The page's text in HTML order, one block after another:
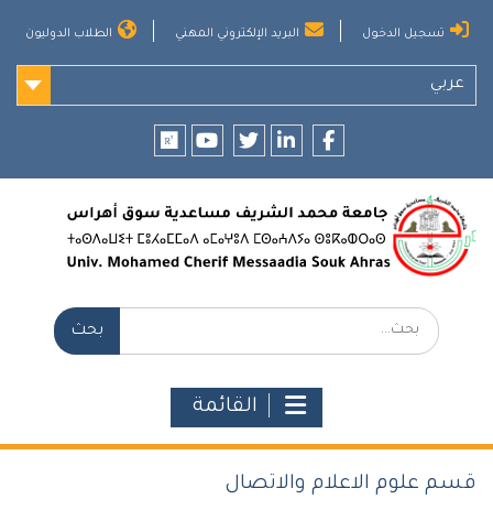
تسجيل الدخول البريد الإلكتروني المهني الطلاب الدوليون
عربي
بحث:
القائمة
قسم علوم الاعلام والاتصال